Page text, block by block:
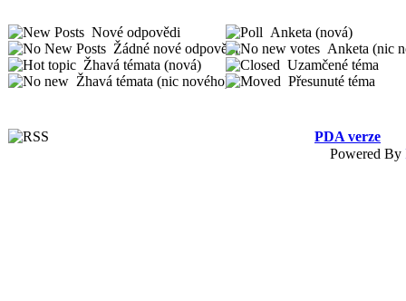
Nové odpovědi
Žádné nové odpovědi
Žhavá témata (nová)
Žhavá témata (nic nového)
Anketa (nová)
Anketa (nic
Uzamčené téma
Přesunuté téma
PDA verze
Powered By